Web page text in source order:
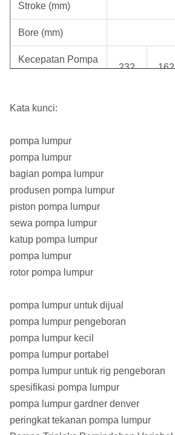
Stroke (mm)
Bore (mm)
Kecepatan Pompa
232 162
Output Volume
Tekanan
Discharge (MPa)
Input Power (Kw)
Discharge Pipe
Dia.(mm)
Drilling Hole
Depth (M)
Dimensi
keseluruhan
(LxWxH = mm)
Kata kunci:
pompa lumpur
pompa lumpur
bagian pompa lumpur
produsen pompa lumpur
piston pompa lumpur
sewa pompa lumpur
katup pompa lumpur
pompa lumpur
rotor pompa lumpur
pompa lumpur untuk dijual
pompa lumpur pengeboran
pompa lumpur kecil
pompa lumpur portabel
pompa lumpur untuk rig pengeboran
spesifikasi pompa lumpur
pompa lumpur gardner denver
peringkat tekanan pompa lumpur